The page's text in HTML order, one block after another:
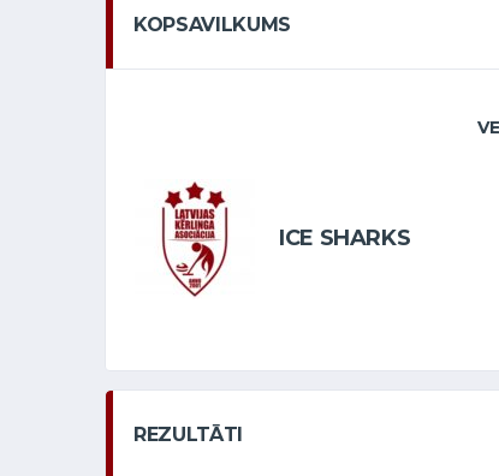
KOPSAVILKUMS
ICE SHARKS
REZULTĀTI